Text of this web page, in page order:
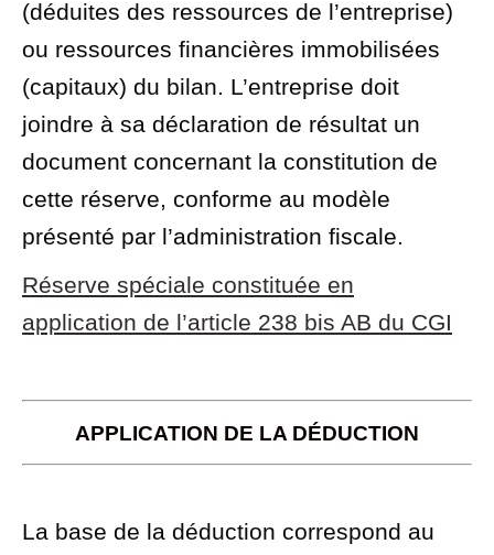
(déduites des ressources de l’entreprise)
ou ressources financières immobilisées
(capitaux) du bilan. L’entreprise doit
joindre à sa déclaration de résultat un
document concernant la constitution de
cette réserve, conforme au modèle
présenté par l’administration fiscale.
Réserve spéciale constituée en
application de l’article 238 bis AB du CGI
APPLICATION DE LA DÉDUCTION
La base de la déduction correspond au